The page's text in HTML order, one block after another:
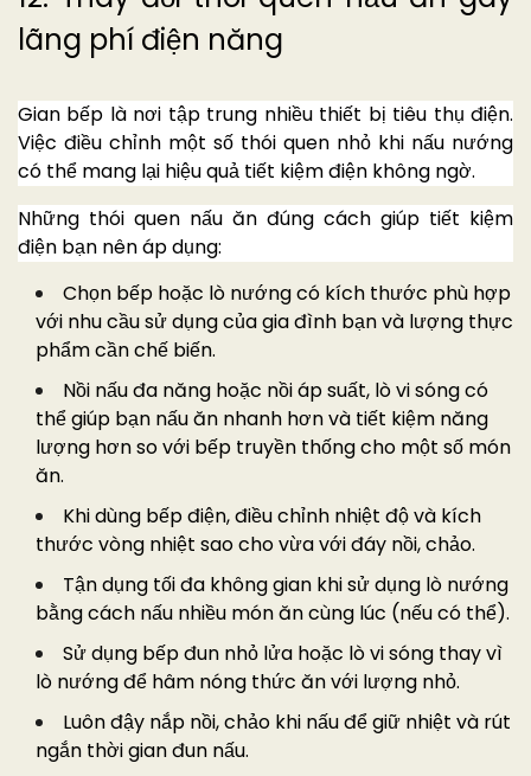
lãng phí điện năng
Gian bếp là nơi tập trung nhiều thiết bị tiêu thụ điện.
Việc điều chỉnh một số thói quen nhỏ khi nấu nướng
có thể mang lại hiệu quả tiết kiệm điện không ngờ.
Những thói quen nấu ăn đúng cách giúp tiết kiệm
điện bạn nên áp dụng:
Chọn bếp hoặc lò nướng có kích thước phù hợp
với nhu cầu sử dụng của gia đình bạn và lượng thực
phẩm cần chế biến.
Nồi nấu đa năng hoặc nồi áp suất, lò vi sóng có
thể giúp bạn nấu ăn nhanh hơn và tiết kiệm năng
lượng hơn so với bếp truyền thống cho một số món
ăn.
Khi dùng bếp điện, điều chỉnh nhiệt độ và kích
thước vòng nhiệt sao cho vừa với đáy nồi, chảo.
Tận dụng tối đa không gian khi sử dụng lò nướng
bằng cách nấu nhiều món ăn cùng lúc (nếu có thể).
Sử dụng bếp đun nhỏ lửa hoặc lò vi sóng thay vì
lò nướng để hâm nóng thức ăn với lượng nhỏ.
Luôn đậy nắp nồi, chảo khi nấu để giữ nhiệt và rút
ngắn thời gian đun nấu.